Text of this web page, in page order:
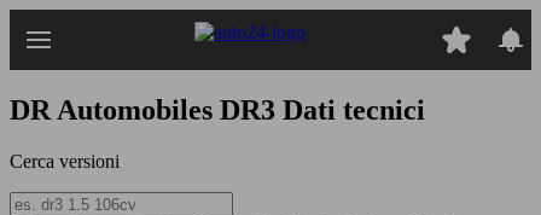
DR Automobiles DR3 Dati tecnici
Cerca versioni